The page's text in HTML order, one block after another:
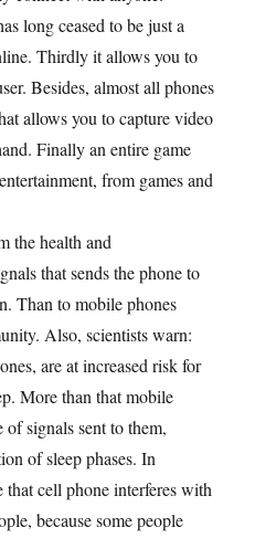
long ceased to be just a
Thirdly it allows you to
Besides, almost all phones
allows you to capture video
Finally an entire game
from games and
the health and
that sends the phone to
Than to mobile phones
Also, scientists warn:
are at increased risk for
More than that mobile
of signals sent to them,
of sleep phases. In
that cell phone interferes with
because some people